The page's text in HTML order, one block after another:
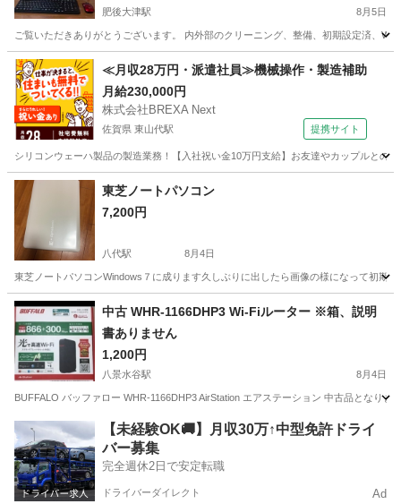
肥後大津駅 8月5日
ご覧いただきありがとうございます。 内外部のクリーニング、整備、初期設定済、
熊本 菊池郡 肥後大津駅 デスクトップパソコン SSD
≪月収28万円・派遣社員≫機械操作・製造補助
月給230,000円
株式会社BREXA Next
佐賀県 東山代駅 提携サイト
シリコンウェーハ製品の製造業務！【入社祝い金10万円支給】お友達やカップルと
佐賀 伊万里市 東山代駅
東芝ノートパソコン
7,200円
八代駅 8月4日
東芝ノートパソコンWindows７に成ります久しぶりに出したら画像の様になって初期
熊本 八代市 八代駅
中古 WHR-1166DHP3 Wi-Fiルーター ※箱、説明
書ありません
1,200円
八景水谷駅 8月4日
BUFFALO バッファロー WHR-1166DHP3 AirStation エアステーション 中古品となり
熊本市 八景水谷駅 周辺機器 ルーター
【未経験OK🚚】月収30万↑中型免許ドライ
バー募集
完全週休2日で安定転職
ドライバーダイレクト Ad